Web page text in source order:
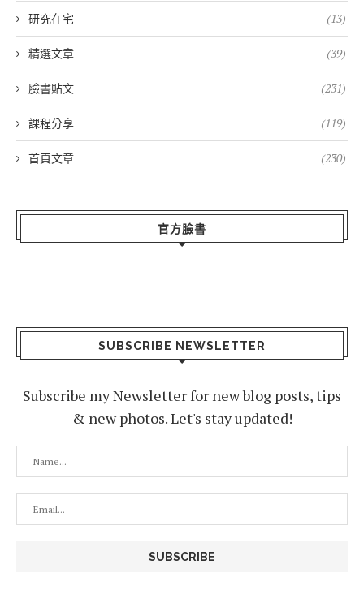
研究在宅 (13)
精選文章 (39)
臉書貼文 (231)
課程分享 (119)
首頁文章 (230)
官方臉書
SUBSCRIBE NEWSLETTER
Subscribe my Newsletter for new blog posts, tips
& new photos. Let's stay updated!